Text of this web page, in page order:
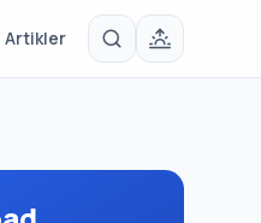
Artikler